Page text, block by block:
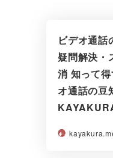
ビデオ通話
疑問解決・
消 知って
オ通話の豆